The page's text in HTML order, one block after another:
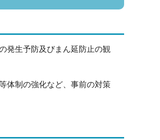
発生予防及びまん延防止の観
体制の強化など、事前の対策